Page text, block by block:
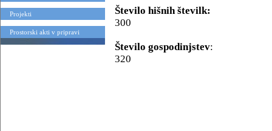
Projekti
Prostorski akti v pripravi
Število hišnih številk:
300
Število gospodinjstev:
320